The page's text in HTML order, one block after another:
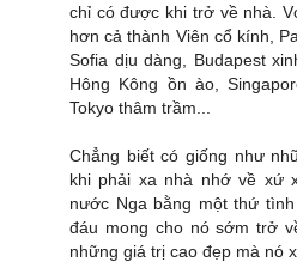
chỉ có được khi trở về nhà.
hơn cả thành Viên cổ kính,
Sofia dịu dàng, Budapest
Hông Kông ồn ào,
Tokyo thâm trầm...
Chẳng biết có giống như
khi phải xa nhà nhớ về xứ
nước Nga bằng một thứ
đáu mong cho nó sớm trở
những giá trị cao đẹp mà nó